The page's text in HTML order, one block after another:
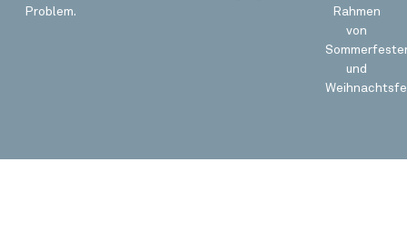
Problem.
Rahmen
von
und